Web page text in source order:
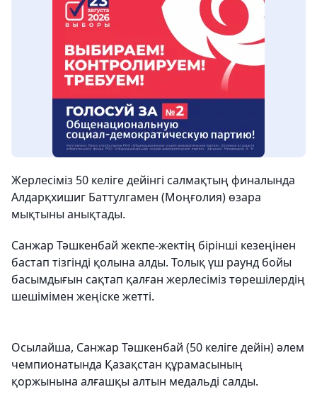
Жерлесіміз 50 келіге дейінгі салмақтың финалында
Алдарқхишиг Баттулгамен (Моңғолия) өзара
мықтыны анықтады.
Санжар Тәшкенбай жекпе-жектің бірінші кезеңінен
бастап тізгінді қолына алды. Толық үш раунд бойы
басымдығын сақтап қалған жерлесіміз төрешілердің
шешімімен жеңіске жетті.
Осылайша, Санжар Тәшкенбай (50 келіге дейін) әлем
чемпионатында Қазақстан құрамасының
қоржынына алғашқы алтын медальді салды.